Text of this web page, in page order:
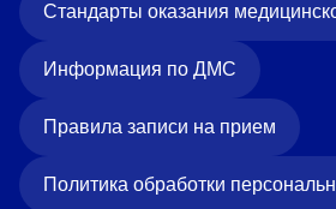
Стандарты оказания
Информация по ДМС
Правила записи на прием
Политика обработки